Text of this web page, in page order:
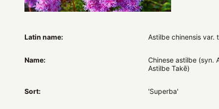
Latin name: Astilbe chinensis var.
Name:
Chinese astilbe (syn.
Astilbe Takē)
Sort: 'Superba'